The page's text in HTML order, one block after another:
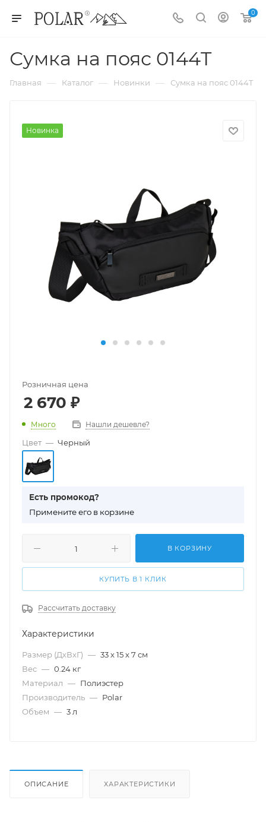
0
Сумка на пояс 0144T
Главная — Каталог — Новинки — Сумка на пояс 0144T
Новинка
Розничная цена
2 670 ₽
Много Нашли дешевле?
Цвет — Черный
Есть промокод?
Примените его в корзине
В КОРЗИНУ
КУПИТЬ В 1 КЛИК
Рассчитать доставку
Характеристики
Размер (ДхВхГ) — 33 х 15 х 7 см
Вес — 0.24 кг
Материал — Полиэстер
Производитель — Polar
Объем — 3 л
ОПИСАНИЕ ХАРАКТЕРИСТИКИ